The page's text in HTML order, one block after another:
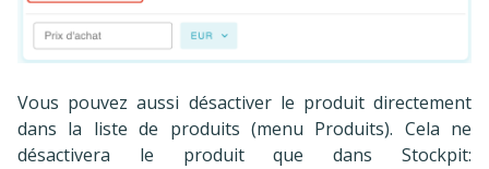
Vous pouvez aussi désactiver le produit directement
dans la liste de produits (menu Produits). Cela ne
désactivera le produit que dans Stockpit: